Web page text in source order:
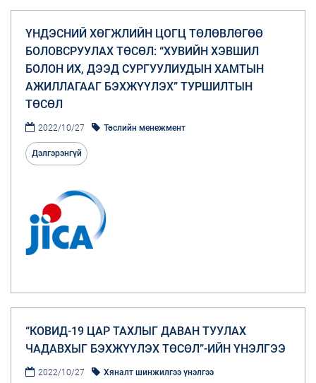
ҮНДЭСНИЙ ХӨГЖЛИЙН ЦОГЦ ТӨЛӨВЛӨГӨӨ
БОЛОВСРУУЛАХ ТӨСӨЛ: “ХУВИЙН ХЭВШИЛ
БОЛОН ИХ, ДЭЭД СУРГУУЛИУДЫН ХАМТЫН
АЖИЛЛАГААГ БЭХЖҮҮЛЭХ” ТУРШИЛТЫН
ТӨСӨЛ
2022/10/27 Төслийн менежмент
Дэлгэрэнгүй
“КОВИД-19 ЦАР ТАХЛЫГ ДАВАН ТУУЛАХ
ЧАДАВХЫГ БЭХЖҮҮЛЭХ ТӨСӨЛ”-ИЙН ҮНЭЛГЭЭ
2022/10/27 Хяналт шинжилгээ үнэлгээ